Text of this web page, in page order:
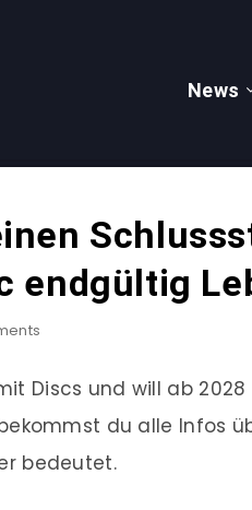
News
endgültig
Discs und will ab
du alle Infos
bedeutet.